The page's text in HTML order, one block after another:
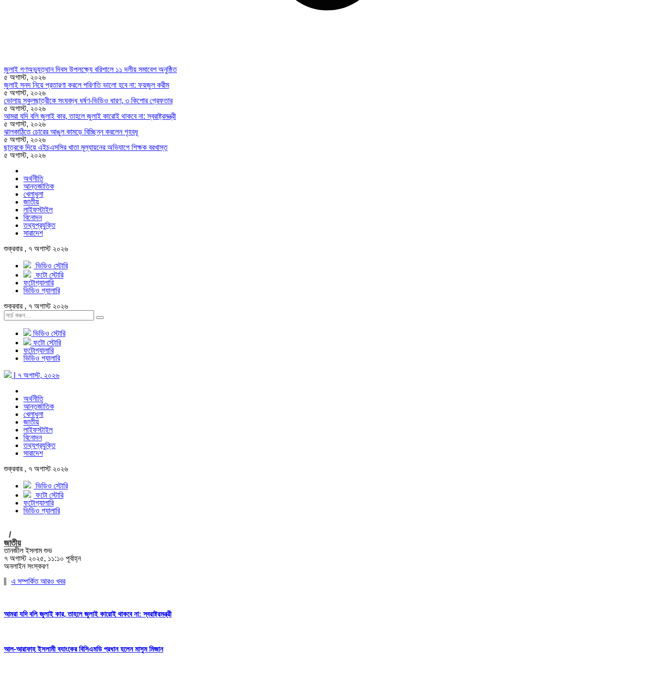
জুলাই গণঅভ্যুত্থান দিবস উপলক্ষ্যে বরিশালে ১১ দলীয় সমাবেশ অনুষ্ঠিত
৫ অগাস্ট, ২০২৬
জুলাই সনদ নিয়ে প্রতারণা করলে পরিণতি ভালো হবে না: ফয়জুল করীম
৫ অগাস্ট, ২০২৬
ভোলায় স্কুলছাত্রীকে সংঘবদ্ধ ধর্ষণ-ভিডিও ধারণ, ৩ কিশোর গ্রেফতার
৫ অগাস্ট, ২০২৬
আমরা যদি বলি জুলাই কার, তাহলে জুলাই কারোই থাকবে না: স্বরাষ্ট্রমন্ত্রী
৫ অগাস্ট, ২০২৬
ঝালকাঠিতে চোরের আঙুল কামড়ে বিচ্ছিন্ন করলেন গৃহবধূ
৫ অগাস্ট, ২০২৬
ছাত্রকে দিয়ে এইচএসসির খাতা মূল্যায়নের অভিযাগে শিক্ষক বরখাস্ত
৫ অগাস্ট, ২০২৬
অর্থনীতি
আন্তর্জাতিক
খেলাধুলা
জাতীয়
লাইফস্টাইল
বিনোদন
তথ্যপ্রযুক্তি
সারাদেশ
শুক্রবার , ৭ অগাস্ট ২০২৬
ভিডিও স্টোরি
ফটো স্টোরি
ফটোগ্যালারি
ভিডিও গ্যালারি
শুক্রবার , ৭ অগাস্ট ২০২৬
ভিডিও স্টোরি
ফটো স্টোরি
ফটোগ্যালারি
ভিডিও গ্যালারি
| ৭ অগাস্ট, ২০২৬
অর্থনীতি
আন্তর্জাতিক
খেলাধুলা
জাতীয়
লাইফস্টাইল
বিনোদন
তথ্যপ্রযুক্তি
সারাদেশ
শুক্রবার , ৭ অগাস্ট ২০২৬
ভিডিও স্টোরি
ফটো স্টোরি
ফটোগ্যালারি
ভিডিও গ্যালারি
/
জাতীয়
তানজীল ইসলাম শুভ
৭ অগাস্ট ২০২৫, ১১:১০ পূর্বাহ্ন
অনলাইন সংস্করণ
এ সম্পর্কিত আরও খবর
আমরা যদি বলি জুলাই কার, তাহলে জুলাই কারোই থাকবে না: স্বরাষ্ট্রমন্ত্রী
আল-আরাফাহ্ ইসলামী ব্যাংকের বিসিএমডি প্রধান হলেন মাসুম মিজান